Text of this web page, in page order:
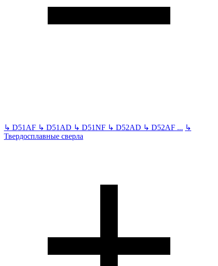
↳ D51AF ↳ D51AD ↳ D51NF ↳ D52AD ↳ D52AF ... ↳
Твердосплавные сверла